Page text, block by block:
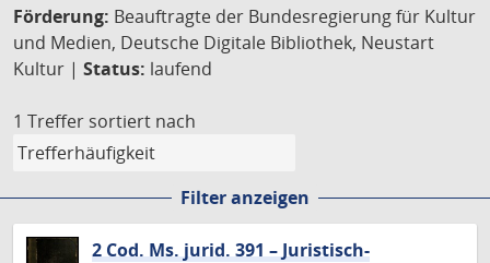
Förderung: Beauftragte der Bundesregierung für Kultur
und Medien, Deutsche Digitale Bibliothek, Neustart
Kultur | Status: laufend
1 Treffer sortiert nach
Filter anzeigen
2 Cod. Ms. jurid. 391 – Juristisch-